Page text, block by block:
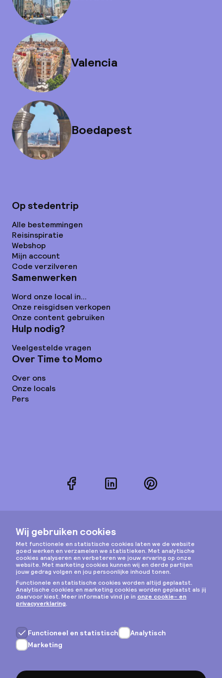
Valencia
Boedapest
Op stedentrip
Alle bestemmingen
Reisinspiratie
Webshop
Mijn account
Code verzilveren
Samenwerken
Word onze local in...
Onze reisgidsen verkopen
Onze content gebruiken
Hulp nodig?
Veelgestelde vragen
Over Time to Momo
Over ons
Onze locals
Pers
FacebookLinkedInPinterest
Instagram
Privacy & cookies
Algemene voorwaarden